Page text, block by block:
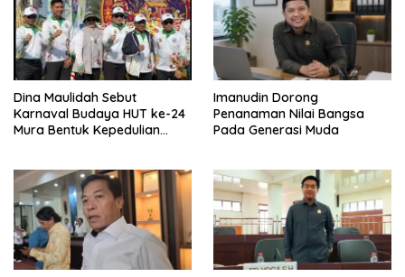
Dina Maulidah Sebut
Karnaval Budaya HUT ke-24
Mura Bentuk Kepedulian
Imanudin Dorong
Penanaman Nilai Bangsa
Pada Generasi Muda